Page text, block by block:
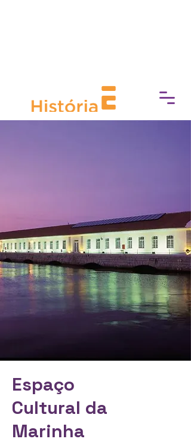
Espaço
Cultural da
Marinha